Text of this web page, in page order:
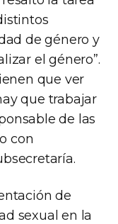
de género y
el género”.
que ver
que trabajar
de las
con
de
sexual en la